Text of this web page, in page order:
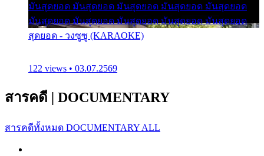
มันสุดยอด มันสุดยอด มันสุดยอด มันสุดยอด มันสุดยอด
มันสุดยอด มันสุดยอด มันสุดยอด มันสุดยอด มันสุดยอด
สุดยอด - วงซูซู (KARAOKE)
122 views • 03.07.2569
สารคดี | DOCUMENTARY
สารคดีทั้งหมด DOCUMENTARY ALL